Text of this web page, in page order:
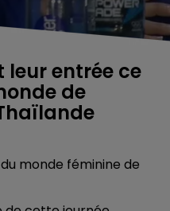
leur entrée ce
de
monde féminine de